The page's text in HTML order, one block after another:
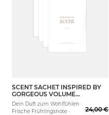
SCENT SACHET INSPIRED BY
GORGEOUS VOLUME
SHAMPOO | 4 STK.
Dein Duft zum Wohlfühlen ·
Frische Frühlingsnote ·
24,00 €